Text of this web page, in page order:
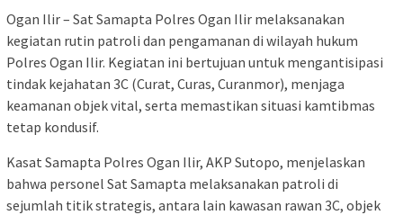
Ogan Ilir – Sat Samapta Polres Ogan Ilir melaksanakan
kegiatan rutin patroli dan pengamanan di wilayah hukum
Polres Ogan Ilir. Kegiatan ini bertujuan untuk mengantisipasi
tindak kejahatan 3C (Curat, Curas, Curanmor), menjaga
keamanan objek vital, serta memastikan situasi kamtibmas
tetap kondusif.
Kasat Samapta Polres Ogan Ilir, AKP Sutopo, menjelaskan
bahwa personel Sat Samapta melaksanakan patroli di
sejumlah titik strategis, antara lain kawasan rawan 3C, objek